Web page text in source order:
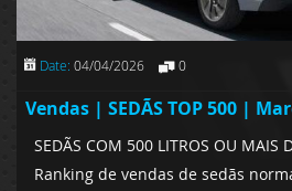
Date: 04/04/2026 0
Vendas | SEDÃS TOP 500 |
SEDÃS COM 500 LITROS OU MAIS
Ranking de vendas de sedãs